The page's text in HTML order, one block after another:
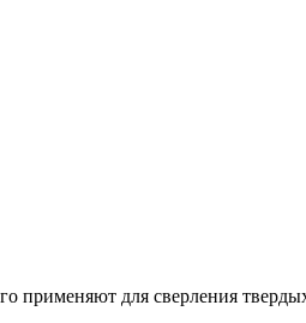
применяют для сверления